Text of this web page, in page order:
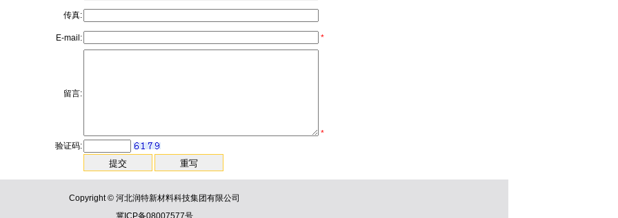
传真:
E-mail: *
留言:
*
验证码:
Copyright © 河北润特新材料科技集团有限公司
冀ICP备08007577号